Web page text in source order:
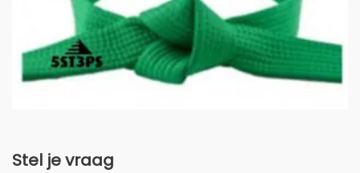
Stel je vraag